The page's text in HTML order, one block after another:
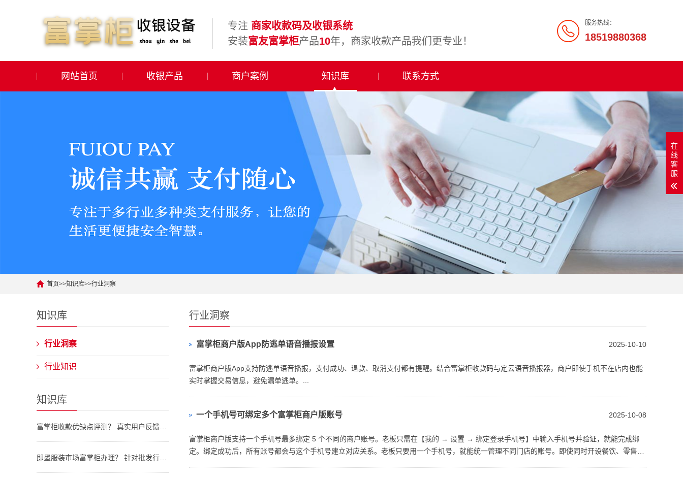
服务热线：
18519880368
专注 商家收款码及收银系统
安装富友富掌柜产品10年，商家收款产品我们更专业！
网站首页 收银产品 商户案例 知识库 联系方式
首页>>知识库>>行业洞察
知识库
行业洞察
行业知识
知识库
行业洞察
2025-10-10
富掌柜商户版App防逃单语音播报设置
富掌柜商户版App支持防逃单语音播报，支付成功、退款、取消支付都有提醒。结合富掌柜收款码与定云语音播报器，商户即使手机不在店内也能
实时掌握交易信息，避免漏单逃单。...
2025-10-08
一个手机号可绑定多个富掌柜商户版账号
富掌柜商户版支持一个手机号最多绑定 5 个不同的商户账号。老板只需在【我的 → 设置 → 绑定登录手机号】中输入手机号并验证，就能完成绑
定。绑定成功后，所有账号都会与这个手机号建立对应关系。老板只要用一个手机号，就能统一管理不同门店的账号。即使同时开设餐饮、零售、
在
线
客
服